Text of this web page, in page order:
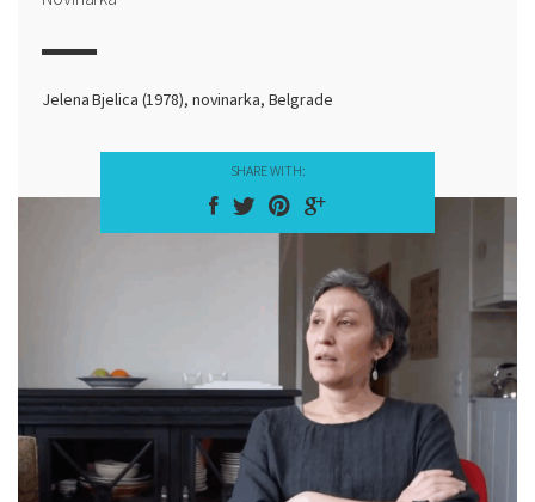
Jelena Bjelica (1978), novinarka, Belgrade
SHARE WITH: